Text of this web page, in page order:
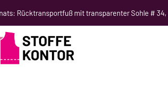
Rücktransportfuß mit transparenter Sohle # 34,
NÄHKURSE